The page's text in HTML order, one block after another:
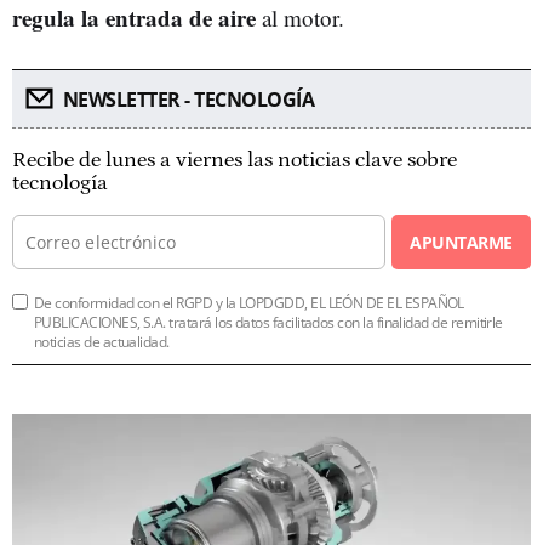
regula la entrada de aire al motor.
NEWSLETTER - TECNOLOGÍA
Recibe de lunes a viernes las noticias clave sobre
tecnología
APUNTARME
De conformidad con el RGPD y la LOPDGDD, EL LEÓN DE EL ESPAÑOL
PUBLICACIONES, S.A. tratará los datos facilitados con la finalidad de remitirle
noticias de actualidad.